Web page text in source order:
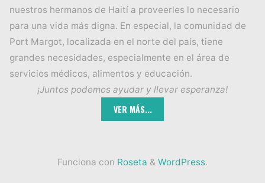
nuestros hermanos de Haití a proveerles lo necesario
para una vida más digna. En especial, la comunidad de
Port Margot, localizada en el norte del país, tiene
grandes necesidades, especialmente en el área de
servicios médicos, alimentos y educación.
¡Juntos podemos ayudar y llevar esperanza!
Funciona con Roseta & WordPress.